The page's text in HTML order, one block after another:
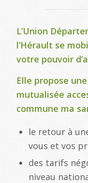
L’Union
l’Hérault se
votre pouvoir
Elle propose
mutualisée
commune ma
le retour à
vous et vos
des tarifs
niveau